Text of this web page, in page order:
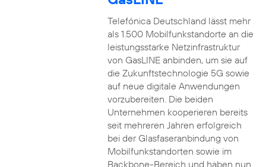
Telefónica Deutschland lässt mehr
als 1.500 Mobilfunkstandorte an die
leistungsstarke Netzinfrastruktur
von GasLINE anbinden, um sie auf
die Zukunftstechnologie 5G sowie
auf neue digitale Anwendungen
vorzubereiten. Die beiden
Unternehmen kooperieren bereits
seit mehreren Jahren erfolgreich
bei der Glasfaseranbindung von
Mobilfunkstandorten sowie im
Backbone-Bereich und haben nun